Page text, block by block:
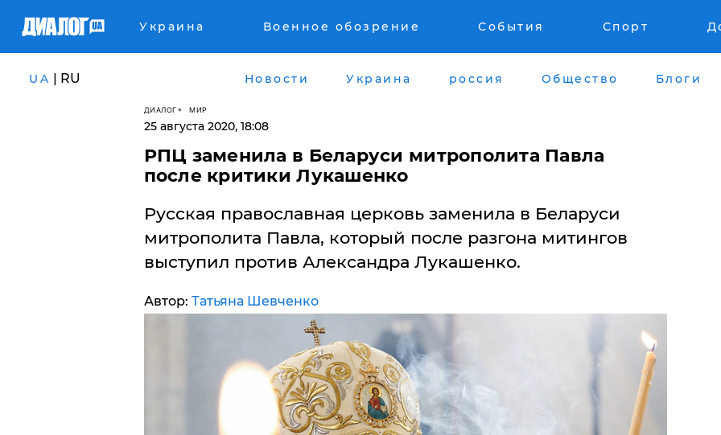
Украина Военное обозрение События Спорт
UA | RU Новости Украина россия Общество Блоги
ДИАЛОГ МИР
25 августа 2020, 18:08
​РПЦ заменила в Беларуси митрополита Павла
после критики Лукашенко
Русская православная церковь заменила в Беларуси
митрополита Павла, который после разгона митингов
выступил против Александра Лукашенко.
Автор: Татьяна Шевченко